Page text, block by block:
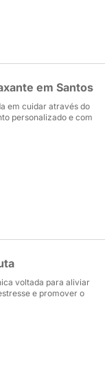
em Santos
em cuidar através do
personalizado e com
voltada para aliviar
e promover o